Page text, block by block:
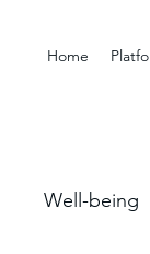
Home
Well-being